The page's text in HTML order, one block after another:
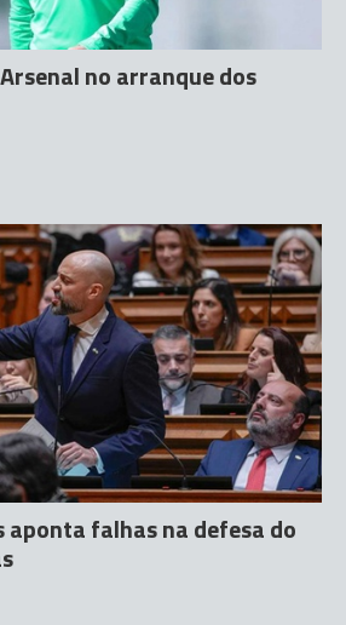
no arranque dos
aponta falhas na defesa do